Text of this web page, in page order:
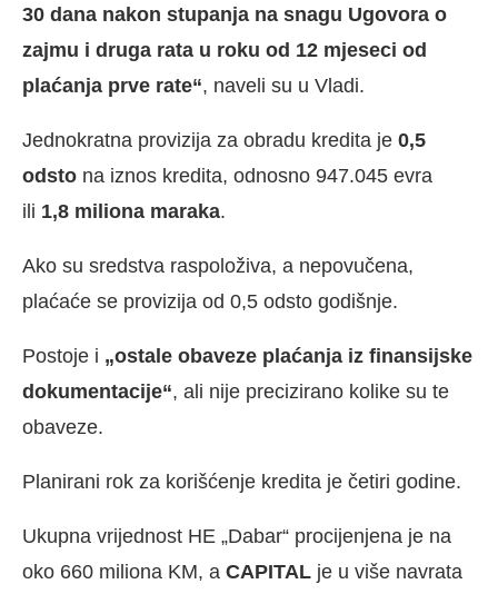
30 dana nakon stupanja na snagu Ugovora o
zajmu i druga rata u roku od 12 mjeseci od
plaćanja prve rate“, naveli su u Vladi.
Jednokratna provizija za obradu kredita je 0,5
odsto na iznos kredita, odnosno 947.045 evra
ili 1,8 miliona maraka.
Ako su sredstva raspoloživa, a nepovučena,
plaćaće se provizija od 0,5 odsto godišnje.
Postoje i „ostale obaveze plaćanja iz finansijske
dokumentacije“, ali nije precizirano kolike su te
obaveze.
Planirani rok za korišćenje kredita je četiri godine.
Ukupna vrijednost HE „Dabar“ procijenjena je na
oko 660 miliona KM, a CAPITAL je u više navrata